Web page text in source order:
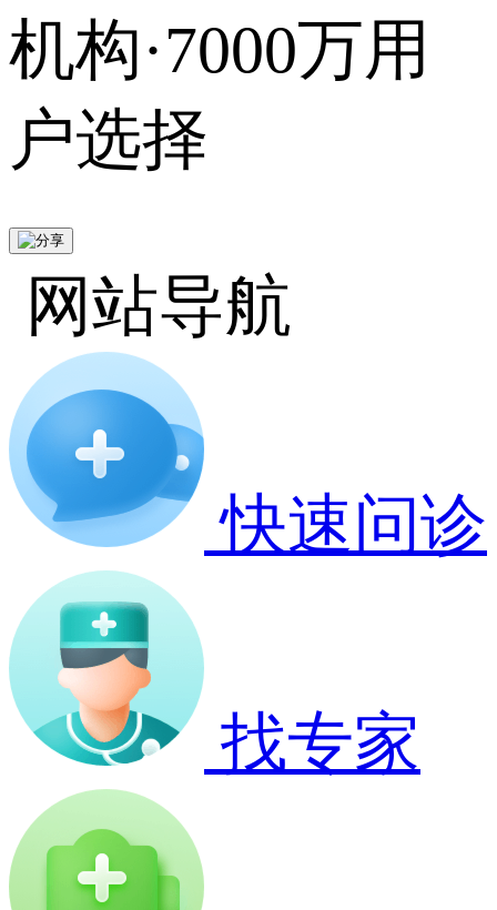
机构·7000万用
户选择
网站导航
快速问诊
找专家